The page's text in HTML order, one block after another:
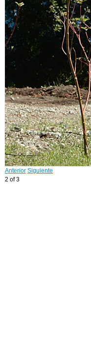
Anterior Siguiente
2 of 3